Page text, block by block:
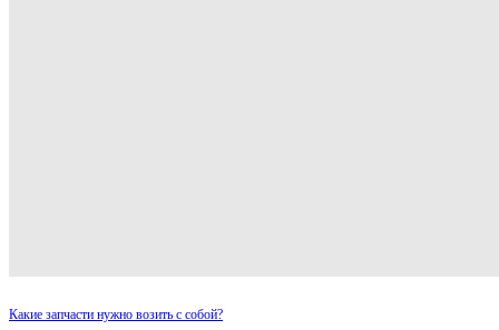
Какие запчасти нужно возить с собой?